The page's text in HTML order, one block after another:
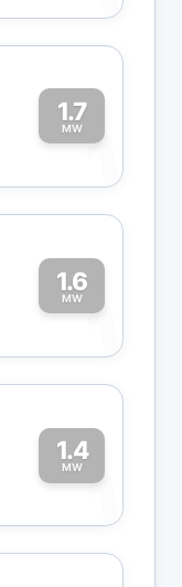
1.7
MW1
1.6
MW1
1.4
MW1